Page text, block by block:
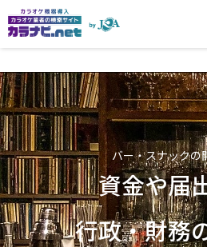
バー・スナックの
資金や届
行政・財務